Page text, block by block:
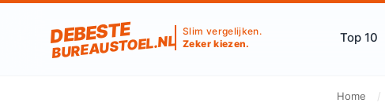
DEBESTE
BUREAUSTOEL.NL
Slim vergelijken.
Zeker kiezen.
Top 10
Home /